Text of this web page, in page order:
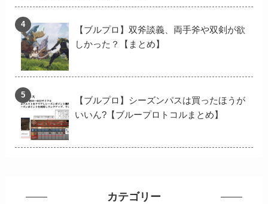
【ブルプロ】双斧談義、両手斧や双剣が欲
しかった？【まとめ】
【ブルプロ】シーズンパスは買ったほうが
いいん?【ブループロトコルまとめ】
カテゴリー